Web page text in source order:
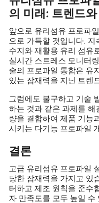
의 미래: 트렌드
앞으로 유리섬유 프로파
으로 가득할 것입니다.
수지와 재활용 유리 섬유
실시간 스트레스 모니터
술의 프로파일 통합은 유
있는 잠재력을 지닌 트렌
그럼에도 불구하고 기술
하는 것과 같은 과제를 해
량을 결합하여 제품 기능
시키는 다기능 프로파일
결론
고급 유리섬유 프로파일
당한 잠재력을 가지고 있
터하고 제조 원칙을 준수
자 만족도를 모두 높일